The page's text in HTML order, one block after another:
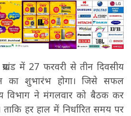
में 27 फरवरी से तीन दिवसीय
का शुभारंभ होगा। जिसे सफल
विभाग ने मंगलवार को बैठक कर
हर हाल में निर्धारित समय पर